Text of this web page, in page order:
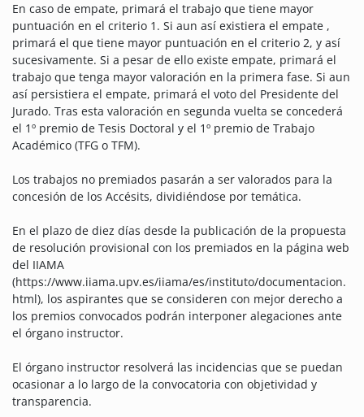
En caso de empate, primará el trabajo que tiene mayor
puntuación en el criterio 1. Si aun así existiera el empate ,
primará el que tiene mayor puntuación en el criterio 2, y así
sucesivamente. Si a pesar de ello existe empate, primará el
trabajo que tenga mayor valoración en la primera fase. Si aun
así persistiera el empate, primará el voto del Presidente del
Jurado. Tras esta valoración en segunda vuelta se concederá
el 1º premio de Tesis Doctoral y el 1º premio de Trabajo
Académico (TFG o TFM).
Los trabajos no premiados pasarán a ser valorados para la
concesión de los Accésits, dividiéndose por temática.
En el plazo de diez días desde la publicación de la propuesta
de resolución provisional con los premiados en la página web
del IIAMA
(https://www.iiama.upv.es/iiama/es/instituto/documentacion.
html), los aspirantes que se consideren con mejor derecho a
los premios convocados podrán interponer alegaciones ante
el órgano instructor.
El órgano instructor resolverá las incidencias que se puedan
ocasionar a lo largo de la convocatoria con objetividad y
transparencia.